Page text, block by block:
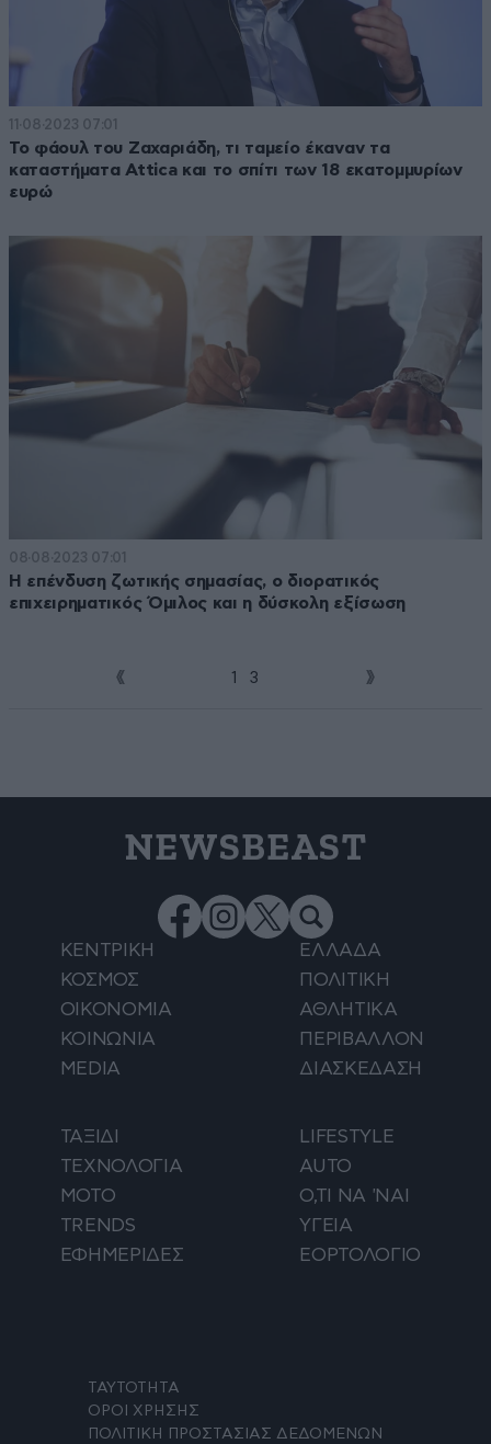
11·08·2023 07:01
Το φάουλ του Ζαχαριάδη, τι ταμείο έκαναν τα
καταστήματα Attica και το σπίτι των 18 εκατομμυρίων
ευρώ
08·08·2023 07:01
Η επένδυση ζωτικής σημασίας, ο διορατικός
επιχειρηματικός Όμιλος και η δύσκολη εξίσωση
1 3
NEWSBEAST
ΚΕΝΤΡΙΚΗ
ΕΛΛΑΔΑ
ΚΟΣΜΟΣ
ΠΟΛΙΤΙΚΗ
ΟΙΚΟΝΟΜΙΑ
ΑΘΛΗΤΙΚΑ
ΚΟΙΝΩΝΙΑ
ΠΕΡΙΒΑΛΛΟΝ
MEDIA
ΔΙΑΣΚΕΔΑΣΗ
ΤΑΞΙΔΙ
LIFESTYLE
ΤΕΧΝΟΛΟΓΙΑ
AUTO
ΜΟΤΟ
Ο,ΤΙ ΝΑ 'ΝΑΙ
TRENDS
ΥΓΕΙΑ
ΕΦΗΜΕΡΙΔΕΣ
ΕΟΡΤΟΛΟΓΙΟ
ΤΑΥΤΟΤΗΤΑ
ΟΡΟΙ ΧΡΗΣΗΣ
ΠΟΛΙΤΙΚΗ ΠΡΟΣΤΑΣΙΑΣ ΔΕΔΟΜΕΝΩΝ